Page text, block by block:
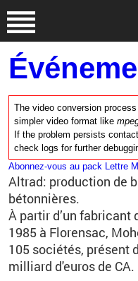
The video conversion
simpler video format like
If the problem persists
check logs for further
Abonnez-vous au pack Lettre M
Altrad: production de
bétonnières.
À partir d’un fabricant
1985 à Florensac,
105 sociétés, présent
milliard d'euros de CA.